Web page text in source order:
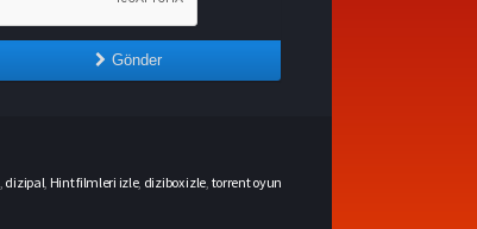
Gönder
dizipal Hint filmleri izle, dizibox izle torrent oyun